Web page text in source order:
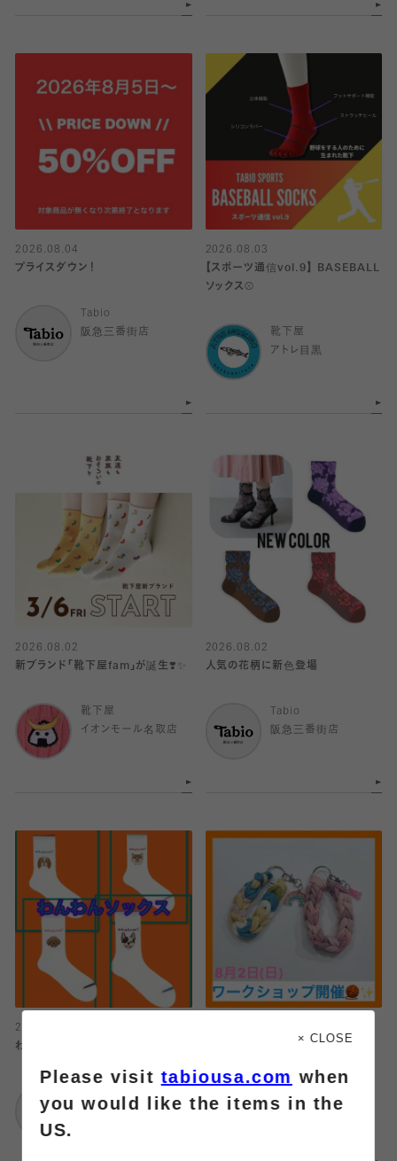
2026.08.04
プライスダウン！
Tabio
阪急三番街店
2026.08.03
【スポーツ通信vol.9】 BASEBALL
ソックス⚾️
靴下屋
アトレ目黒
2026.08.02
新ブランド「靴下屋fam」が誕生❣️✨
靴下屋
イオンモール名取店
2026.08.02
人気の花柄に新色登場
Tabio
阪急三番街店
2026.08.02
わんわんソックス！
阪急三番街店
イオンモール名取店
× CLOSE
Please visittabiousa.com when
you would like the items in the
US.